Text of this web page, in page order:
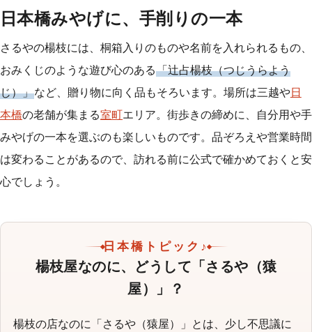
日本橋みやげに、手削りの一本
さるやの楊枝には、桐箱入りのものや名前を入れられるもの、
おみくじのような遊び心のある「辻占楊枝（つじうらよう
じ）」など、贈り物に向く品もそろいます。場所は三越や日
本橋の老舗が集まる室町エリア。街歩きの締めに、自分用や手
みやげの一本を選ぶのも楽しいものです。品ぞろえや営業時間
は変わることがあるので、訪れる前に公式で確かめておくと安
心でしょう。
日本橋トピック♪
楊枝屋なのに、どうして「さるや（猿
屋）」？
楊枝の店なのに「さるや（猿屋）」とは、少し不思議に